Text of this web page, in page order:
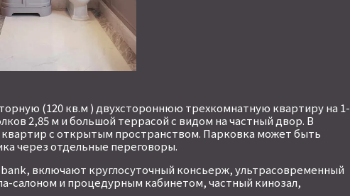
(120 кв.м ) двухстороннюю трехкомнатную квартиру на 1-
2,85 м и большой террасой с видом на частный двор. В
с открытым пространством. Парковка может быть
через отдельные переговоры.
включают круглосуточный консьерж, ультрасовременный
салоном и процедурным кабинетом, частный кинозал,